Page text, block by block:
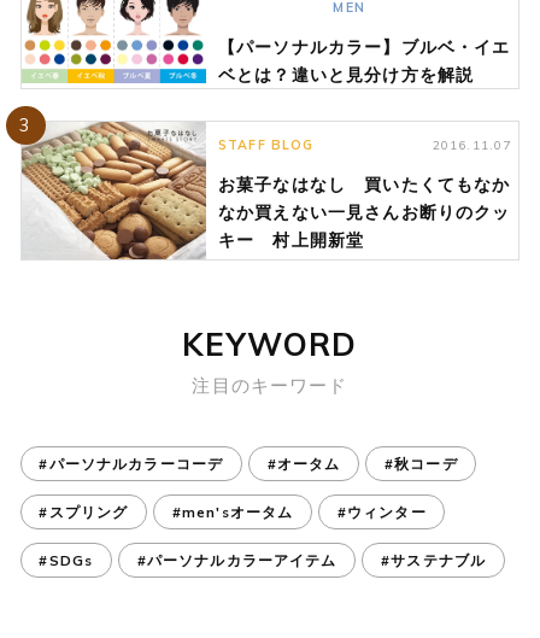
MEN
【パーソナルカラー】ブルベ・イエ
ベとは？違いと見分け方を解説
3
STAFF BLOG 2016.11.07
お菓子なはなし 買いたくてもなか
なか買えない一見さんお断りのクッ
キー 村上開新堂
KEYWORD
注目のキーワード
#パーソナルカラーコーデ #オータム #秋コーデ
#スプリング #men'sオータム #ウィンター
#SDGs #パーソナルカラーアイテム #サステナブル